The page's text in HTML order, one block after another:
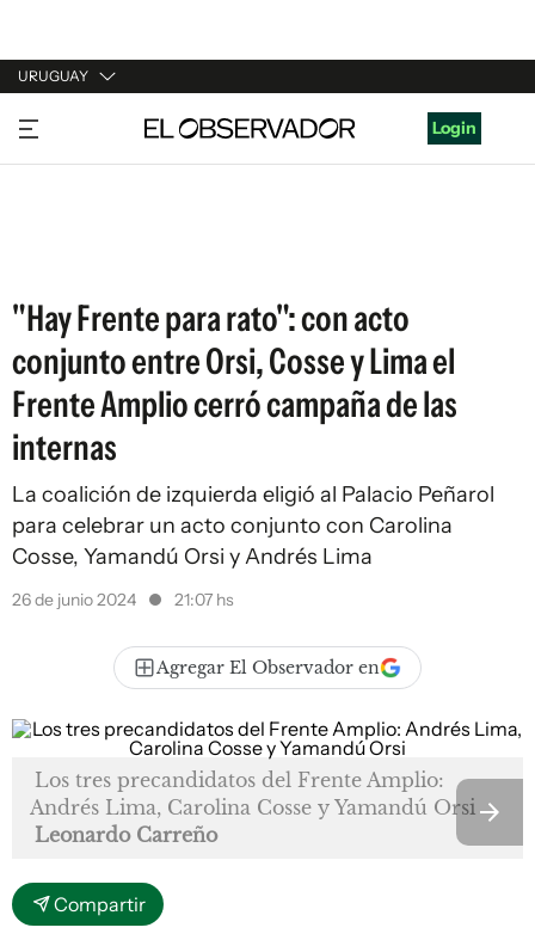
URUGUAY
URUGUAY
ARGENTINA
Login
"Hay Frente para rato": con acto
conjunto entre Orsi, Cosse y Lima el
Frente Amplio cerró campaña de las
internas
La coalición de izquierda eligió al Palacio Peñarol
para celebrar un acto conjunto con Carolina
Cosse, Yamandú Orsi y Andrés Lima
26 de junio 2024 21:07 hs
Agregar El Observador en
Los tres precandidatos del Frente Amplio:
Andrés Lima, Carolina Cosse y Yamandú Orsi
Leonardo Carreño
Compartir